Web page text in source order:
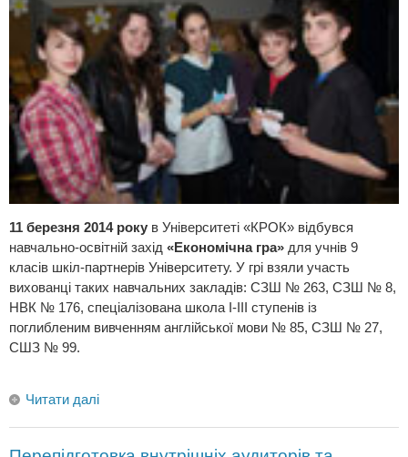
11 березня 2014 року в Університеті «КРОК» відбувся
навчально-освітній захід «Економічна гра» для учнів 9
класів шкіл-партнерів Університету. У грі взяли участь
вихованці таких навчальних закладів: СЗШ № 263, СЗШ № 8,
НВК № 176, спеціалізована школа І-ІІІ ступенів із
поглибленим вивченням англійської мови № 85, СЗШ № 27,
СШЗ № 99.
Читати далі